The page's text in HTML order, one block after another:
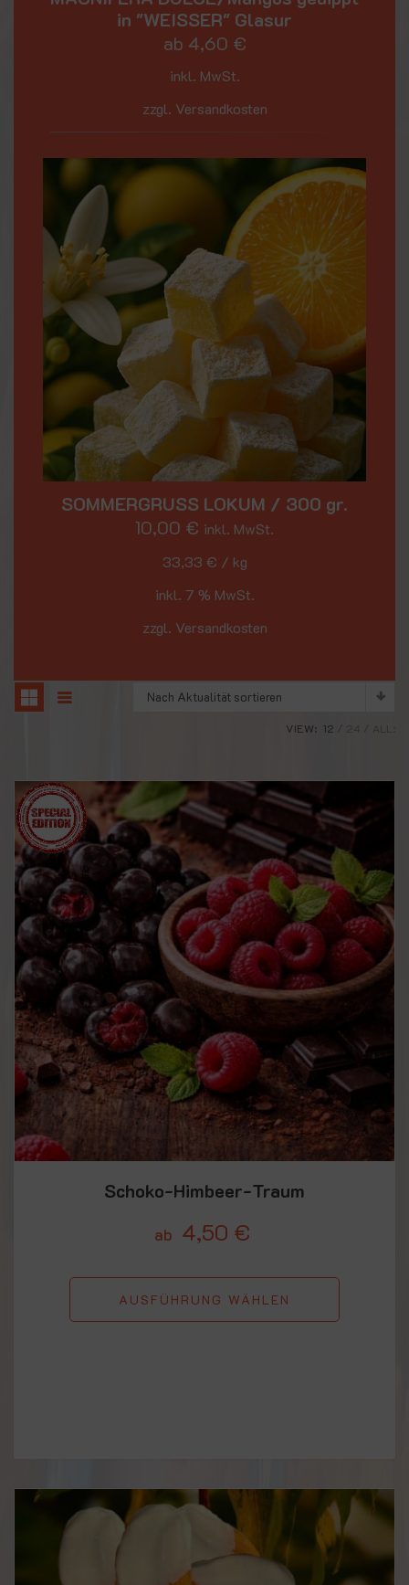
Nach Aktualität sortieren
VIEW: 12
Schoko-Himbeer-Traum
ab 4,50 €
AUSFÜHRUNG WÄHLEN
in "WEISSER" Glasur
ab 4,60 €
inkl. MwSt.
zzgl. Versandkosten
SOMMERGRUSS LOKUM / 300 gr.
10,00 € inkl. MwSt.
33,33 € / kg
inkl. 7 % MwSt.
zzgl. Versandkosten